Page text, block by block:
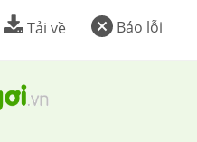
Báo lỗi
Tải về